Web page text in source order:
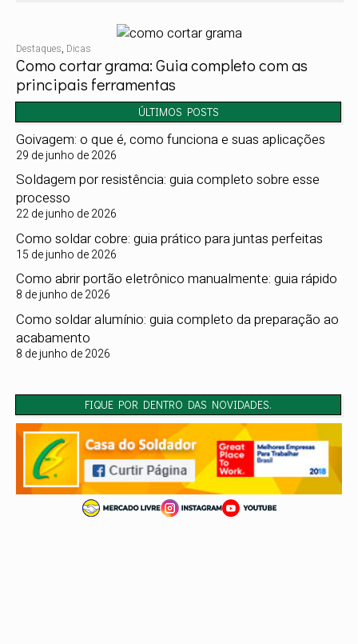
Como cortar grama: Guia completo com as
principais ferramentas
Destaques, Dicas
ÚLTIMOS POSTS
Goivagem: o que é, como funciona e suas aplicações
29 de junho de 2026
Soldagem por resistência: guia completo sobre esse
processo
22 de junho de 2026
Como soldar cobre: guia prático para juntas perfeitas
15 de junho de 2026
Como abrir portão eletrônico manualmente: guia rápido
8 de junho de 2026
Como soldar alumínio: guia completo da preparação ao
acabamento
8 de junho de 2026
FIQUE POR DENTRO DAS NOVIDADES.